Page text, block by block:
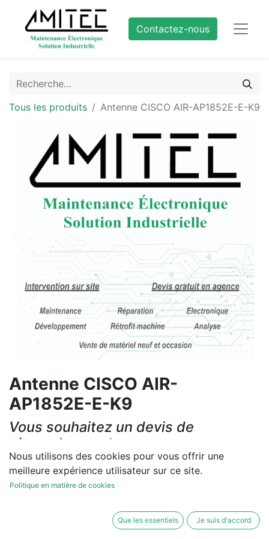
Contactez-nous
Tous les produits Antenne CISCO AIR-AP1852E-E-K9
Antenne CISCO AIR-
AP1852E-E-K9
Vous souhaitez un devis de
réparation ou de vente, un
diagnostic sur site?
Contactez-nous
Nous utilisons des cookies pour vous offrir une
meilleure expérience utilisateur sur ce site.
Politique en matière de cookies
Que les essentiels Je suis d'accord